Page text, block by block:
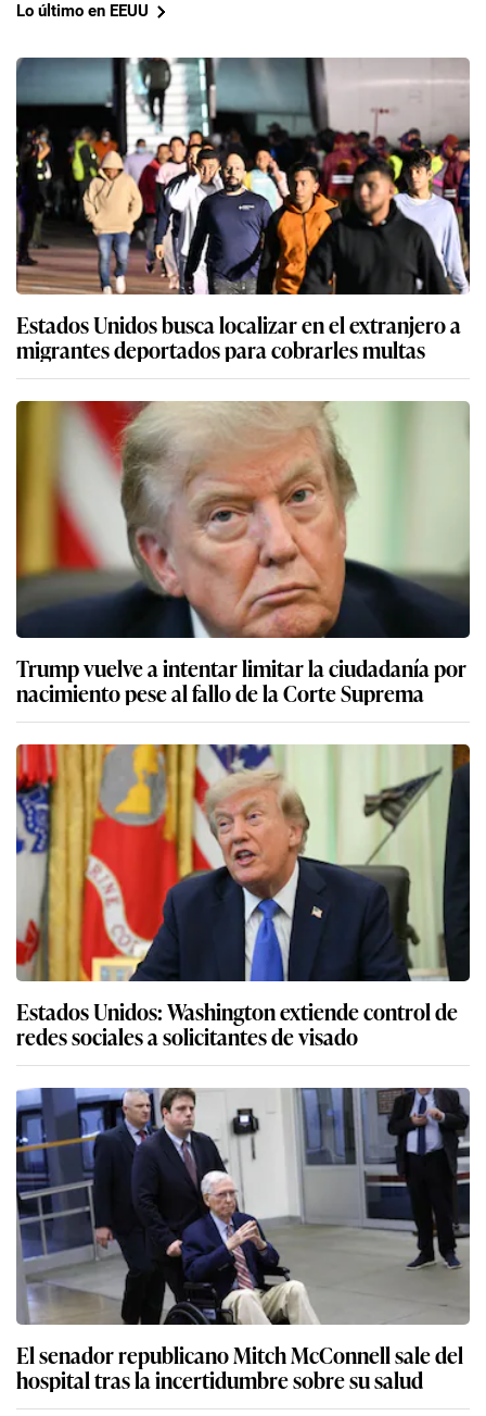
Lo último en EEUU
Estados Unidos busca localizar en el extranjero a
migrantes deportados para cobrarles multas
Trump vuelve a intentar limitar la ciudadanía por
nacimiento pese al fallo de la Corte Suprema
Estados Unidos: Washington extiende control de
redes sociales a solicitantes de visado
El senador republicano Mitch McConnell sale del
hospital tras la incertidumbre sobre su salud